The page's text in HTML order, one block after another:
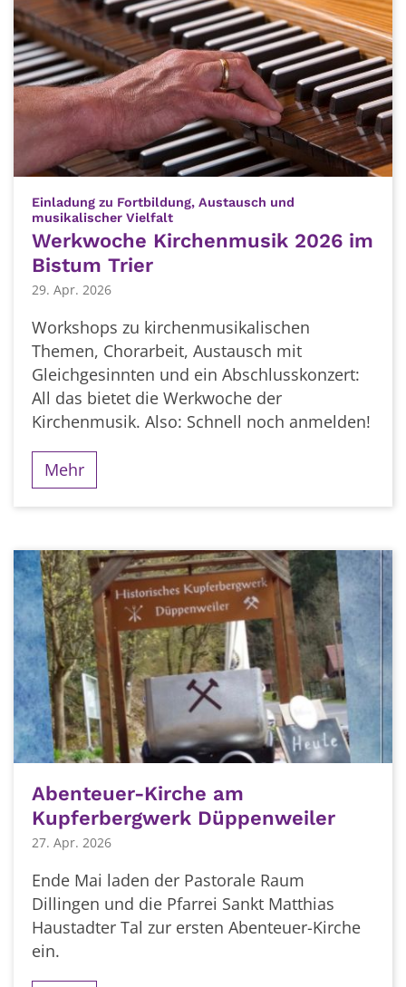
Einladung zu Fortbildung, Austausch und
musikalischer Vielfalt:
Werkwoche Kirchenmusik 2026 im
Bistum Trier
29. Apr. 2026
Workshops zu kirchenmusikalischen
Themen, Chorarbeit, Austausch mit
Gleichgesinnten und ein Abschlusskonzert:
All das bietet die Werkwoche der
Kirchenmusik. Also: Schnell noch anmelden!
Mehr
Abenteuer-Kirche am
Kupferbergwerk Düppenweiler
27. Apr. 2026
Ende Mai laden der Pastorale Raum
Dillingen und die Pfarrei Sankt Matthias
Haustadter Tal zur ersten Abenteuer-Kirche
ein.